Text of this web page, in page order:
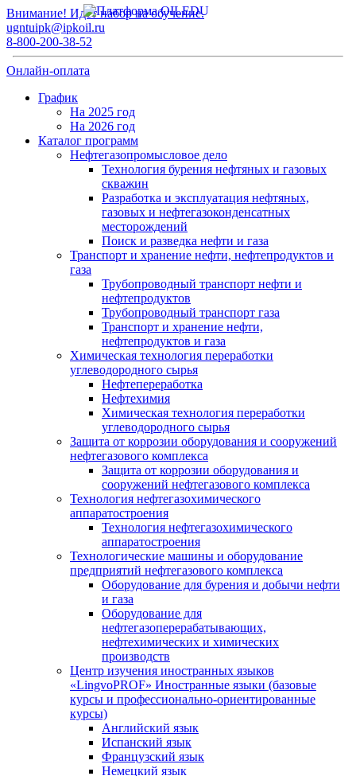
Внимание! Идет набор на обучение.
ugntuipk@ipkoil.ru
8-800-200-38-52
Онлайн-оплата
График
На 2025 год
На 2026 год
Каталог программ
Нефтегазопромысловое дело
Технология бурения нефтяных и газовых
скважин
Разработка и эксплуатация нефтяных,
газовых и нефтегазоконденсатных
месторождений
Поиск и разведка нефти и газа
Транспорт и хранение нефти, нефтепродуктов и
газа
Трубопроводный транспорт нефти и
нефтепродуктов
Трубопроводный транспорт газа
Транспорт и хранение нефти,
нефтепродуктов и газа
Химическая технология переработки
углеводородного сырья
Нефтепереработка
Нефтехимия
Химическая технология переработки
углеводородного сырья
Защита от коррозии оборудования и сооружений
нефтегазового комплекса
Защита от коррозии оборудования и
сооружений нефтегазового комплекса
Технология нефтегазохимического
аппаратостроения
Технология нефтегазохимического
аппаратостроения
Технологические машины и оборудование
предприятий нефтегазового комплекса
Оборудование для бурения и добычи нефти
и газа
Оборудование для
нефтегазоперерабатывающих,
нефтехимических и химических
производств
Центр изучения иностранных языков
«LingvoPROF» Иностранные языки (базовые
курсы и профессионально-ориентированные
курсы)
Английский язык
Испанский язык
Французский язык
Немецкий язык